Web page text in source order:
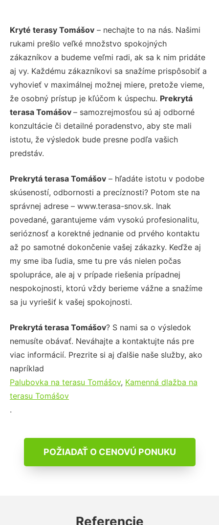
Kryté terasy Tomášov – nechajte to na nás. Našimi
rukami prešlo veľké množstvo spokojných
zákazníkov a budeme veľmi radi, ak sa k nim pridáte
aj vy. Každému zákazníkovi sa snažíme prispôsobiť a
vyhovieť v maximálnej možnej miere, pretože vieme,
že osobný prístup je kľúčom k úspechu. Prekrytá
terasa Tomášov – samozrejmosťou sú aj odborné
konzultácie či detailné poradenstvo, aby ste mali
istotu, že výsledok bude presne podľa vašich
predstáv.
Prekrytá terasa Tomášov – hľadáte istotu v podobe
skúseností, odbornosti a precíznosti? Potom ste na
správnej adrese – www.terasa-snov.sk. Inak
povedané, garantujeme vám vysokú profesionalitu,
serióznosť a korektné jednanie od prvého kontaktu
až po samotné dokončenie vašej zákazky. Keďže aj
my sme iba ľudia, sme tu pre vás nielen počas
spolupráce, ale aj v prípade riešenia prípadnej
nespokojnosti, ktorú vždy berieme vážne a snažíme
sa ju vyriešiť k vašej spokojnosti.
Prekrytá terasa Tomášov? S nami sa o výsledok
nemusíte obávať. Neváhajte a kontaktujte nás pre
viac informácií. Prezrite si aj ďalšie naše služby, ako
napríklad
Palubovka na terasu Tomášov, Kamenná dlažba na
terasu Tomášov
.
POŽIADAŤ O CENOVÚ PONUKU
Referencie